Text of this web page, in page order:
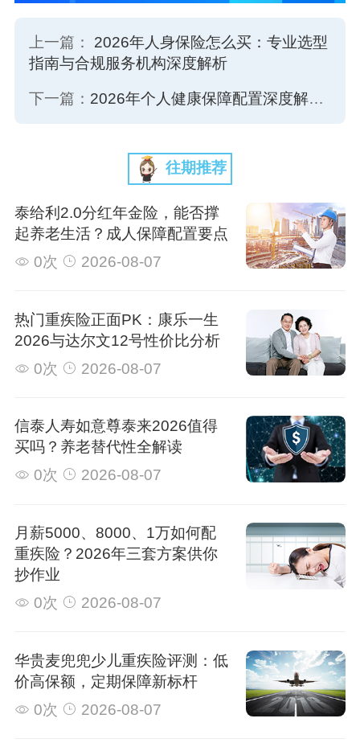
上一篇： 2026年人身保险怎么买：专业选型
指南与合规服务机构深度解析
下一篇： 2026年个人健康保障配置深度解析：有了百万医疗险还要买重疾险吗？
往期推荐
泰给利2.0分红年金险，能否撑
起养老生活？成人保障配置要点
0次
2026-08-07
热门重疾险正面PK：康乐一生
2026与达尔文12号性价比分析
0次
2026-08-07
信泰人寿如意尊泰来2026值得
买吗？养老替代性全解读
0次
2026-08-07
月薪5000、8000、1万如何配
重疾险？2026年三套方案供你
抄作业
0次
2026-08-07
华贵麦兜兜少儿重疾险评测：低
价高保额，定期保障新标杆
0次
2026-08-07